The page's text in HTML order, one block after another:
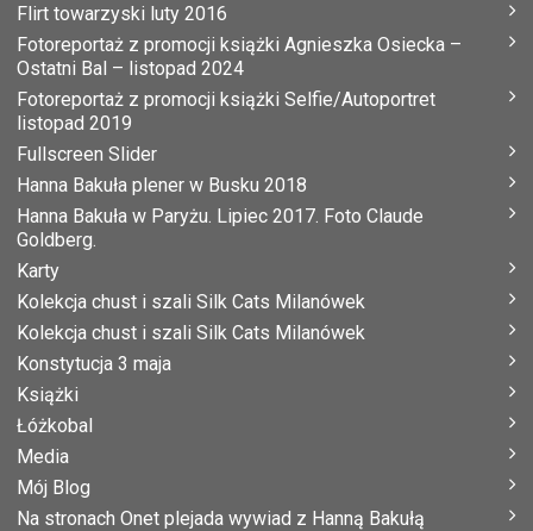
Flirt towarzyski luty 2016
Fotoreportaż z promocji książki Agnieszka Osiecka –
Ostatni Bal – listopad 2024
Fotoreportaż z promocji książki Selfie/Autoportret
listopad 2019
Fullscreen Slider
Hanna Bakuła plener w Busku 2018
Hanna Bakuła w Paryżu. Lipiec 2017. Foto Claude
Goldberg.
Karty
Kolekcja chust i szali Silk Cats Milanówek
Kolekcja chust i szali Silk Cats Milanówek
Konstytucja 3 maja
Książki
Łóżkobal
Media
Mój Blog
Na stronach Onet plejada wywiad z Hanną Bakułą